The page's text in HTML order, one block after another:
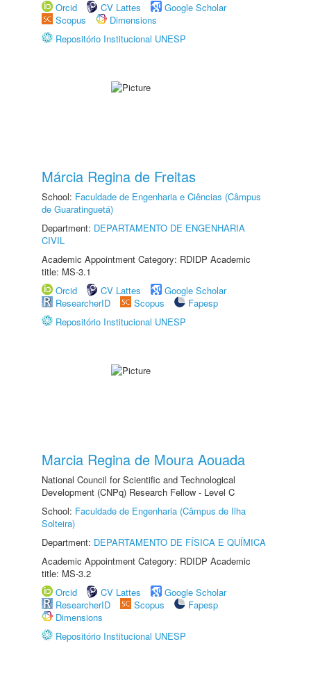
Orcid
CV Lattes
Google Scholar
Scopus
Dimensions
Repositório Institucional UNESP
Márcia Regina de Freitas
School: Faculdade de Engenharia e Ciências (Câmpus
de Guaratinguetá)
Department: DEPARTAMENTO DE ENGENHARIA
CIVIL
Academic Appointment Category: RDIDP Academic
title: MS-3.1
Orcid
CV Lattes
Google Scholar
ResearcherID
Scopus
Fapesp
Repositório Institucional UNESP
Marcia Regina de Moura Aouada
National Council for Scientific and Technological
Development (CNPq) Research Fellow - Level C
School: Faculdade de Engenharia (Câmpus de Ilha
Solteira)
Department: DEPARTAMENTO DE FÍSICA E QUÍMICA
Academic Appointment Category: RDIDP Academic
title: MS-3.2
Orcid
CV Lattes
Google Scholar
ResearcherID
Scopus
Fapesp
Dimensions
Repositório Institucional UNESP